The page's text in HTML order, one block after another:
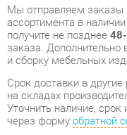
Срок доставки в другие
на складах
Уточнить наличие, срок
через формуобратной
течение 7-ми дней
изменить выборили
Несмотря на